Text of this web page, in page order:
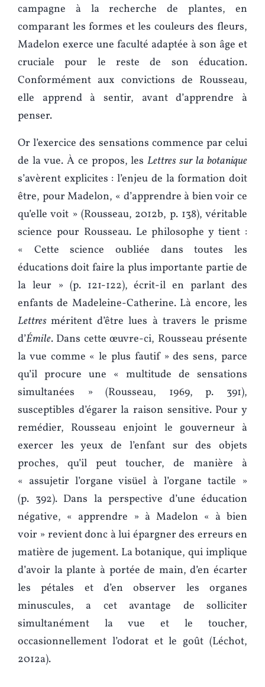
campagne à la recherche de plantes, en
comparant les formes et les couleurs des fleurs,
Madelon exerce une faculté adaptée à son âge et
cruciale pour le reste de son éducation.
Conformément aux convictions de Rousseau,
elle apprend à sentir, avant d’apprendre à
penser.
Or l’exercice des sensations commence par celui
de la vue. À ce propos, lesLettres sur la botanique
s’avèrent explicites : l’enjeu de la formation doit
être, pour Madelon, « d’apprendre à bien voir ce
qu’elle voit » (Rousseau, 2012b, p. 138), véritable
science pour Rousseau. Le philosophe y tient :
« Cette science oubliée dans toutes les
éducations doit faire la plus importante partie de
la leur » (p. 121-122), écrit-il en parlant des
enfants de Madeleine-Catherine. Là encore, les
Lettresméritent d’être lues à travers le prisme
d’Émile. Dans cette œuvre-ci, Rousseau présente
la vue comme « le plus fautif » des sens, parce
qu’il procure une « multitude de sensations
simultanées » (Rousseau, 1969, p. 391),
susceptibles d’égarer la raison sensitive. Pour y
remédier, Rousseau enjoint le gouverneur à
exercer les yeux de l’enfant sur des objets
proches, qu’il peut toucher, de manière à
« assujetir l’organe visüel à l’organe tactile »
(p. 392). Dans la perspective d’une éducation
négative, « apprendre » à Madelon « à bien
voir » revient donc à lui épargner des erreurs en
matière de jugement. La botanique, qui implique
d’avoir la plante à portée de main, d’en écarter
les pétales et d’en observer les organes
minuscules, a cet avantage de solliciter
simultanément la vue et le toucher,
occasionnellement l’odorat et le goût (Léchot,
2012a).